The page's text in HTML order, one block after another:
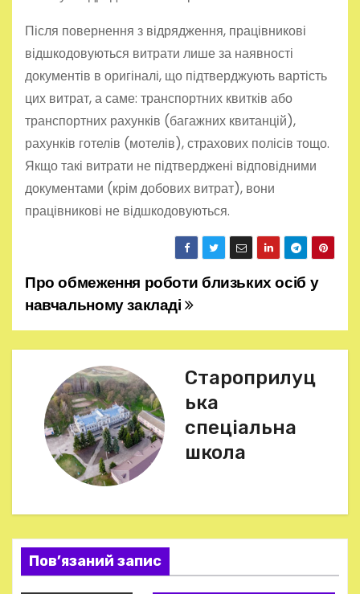
Після повернення з відрядження, працівникові
відшкодовуються витрати лише за наявності
документів в оригіналі, що підтверджують вартість
цих витрат, а саме: транспортних квитків або
транспортних рахунків (багажних квитанцій),
рахунків готелів (мотелів), страхових полісів тощо.
Якщо такі витрати не підтверджені відповідними
документами (крім добових витрат), вони
працівникові не відшкодовуються.
Н
а
в
і
я
Про обмеження роботи близьких осіб у
навчальному закладі
Староприлуц
ька
спеціальна
школа
Пов’язаний запис